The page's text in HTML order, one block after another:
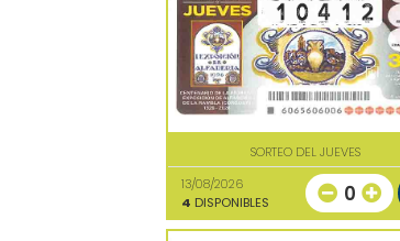
SORTEO DEL JUEVES
13/08/2026
4 DISPONIBLES 0